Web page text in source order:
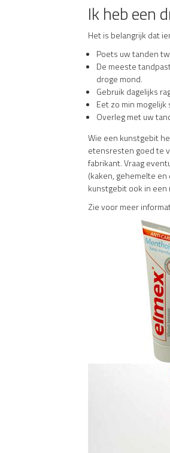
Ik heb een
Het is belangrijk dat
Poets uw tanden
De meeste
droge mond.
Gebruik dagelijks
Eet zo min
Overleg met uw
Wie een kunstgebit
etensresten goed te
fabrikant. Vraag
(kaken, gehemelte
kunstgebit ook in een
Zie voor meer